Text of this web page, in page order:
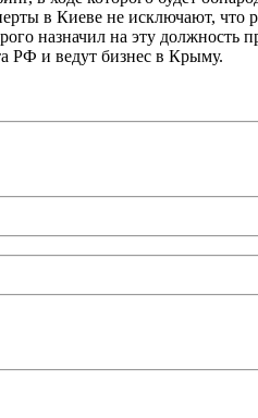
в Киеве не исключают,
назначил на эту должность
РФ и ведут бизнес в Крыму.